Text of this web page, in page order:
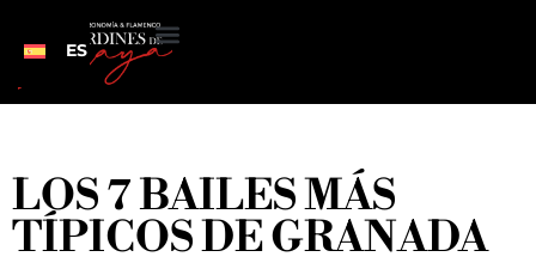
ES
LOS 7 BAILES MÁS
TÍPICOS DE GRANADA